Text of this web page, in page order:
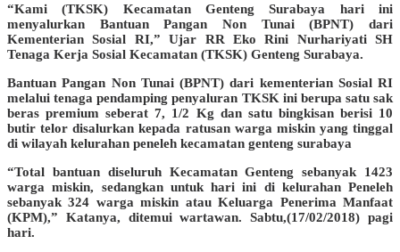
“Kami (TKSK) Kecamatan Genteng Surabaya hari ini
menyalurkan Bantuan Pangan Non Tunai (BPNT) dari
Kementerian Sosial RI,” Ujar RR Eko Rini Nurhariyati SH
Tenaga Kerja Sosial Kecamatan (TKSK) Genteng Surabaya.
Bantuan Pangan Non Tunai (BPNT) dari kementerian Sosial RI
melalui tenaga pendamping penyaluran TKSK ini berupa satu sak
beras premium seberat 7, 1/2 Kg dan satu bingkisan berisi 10
butir telor disalurkan kepada ratusan warga miskin yang tinggal
di wilayah kelurahan peneleh kecamatan genteng surabaya
“Total bantuan diseluruh Kecamatan Genteng sebanyak 1423
warga miskin, sedangkan untuk hari ini di kelurahan Peneleh
sebanyak 324 warga miskin atau Keluarga Penerima Manfaat
(KPM),” Katanya, ditemui wartawan. Sabtu,(17/02/2018) pagi
hari.